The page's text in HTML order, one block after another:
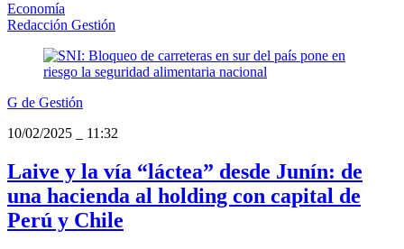
Economía
Redacción Gestión
G de Gestión
10/02/2025
11:32
Laive y la vía “láctea” desde Junín: de
una hacienda al holding con capital de
Perú y Chile